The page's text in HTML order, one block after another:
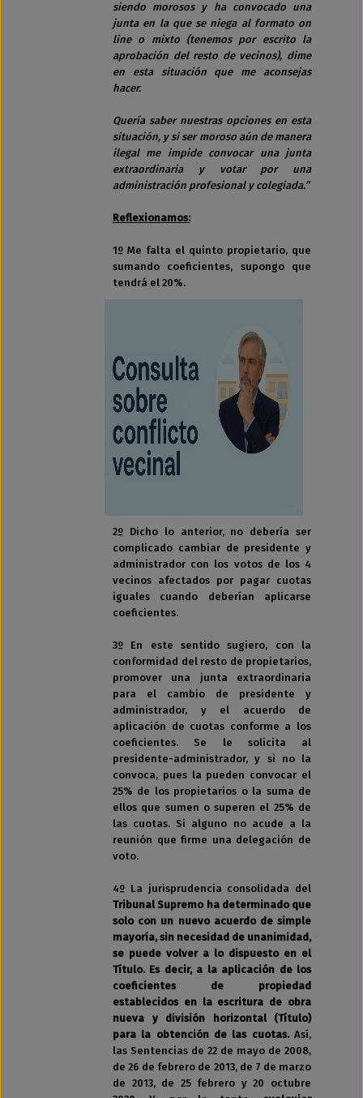
siendo morosos y ha convocado una
junta en la que se niega al formato on
line o mixto (tenemos por escrito la
aprobación del resto de vecinos), dime
en esta situación que me aconsejas
hacer.
Quería saber nuestras opciones en esta
situación, y si ser moroso aún de manera
ilegal me impide convocar una junta
extraordinaria y votar por una
administración profesional y colegiada.”
Reflexionamos:
1º Me falta el quinto propietario, que
sumando coeficientes, supongo que
tendrá el 20%.
2º Dicho lo anterior, no debería ser
complicado cambiar de presidente y
administrador con los votos de los 4
vecinos afectados por pagar cuotas
iguales cuando deberían aplicarse
coeficientes.
3º En este sentido sugiero, con la
conformidad del resto de propietarios,
promover una junta extraordinaria
para el cambio de presidente y
administrador, y el acuerdo de
aplicación de cuotas conforme a los
coeficientes. Se le solicita al
presidente-administrador, y si no la
convoca, pues la pueden convocar el
25% de los propietarios o la suma de
ellos que sumen o superen el 25% de
las cuotas. Si alguno no acude a la
reunión que firme una delegación de
voto.
4º La jurisprudencia consolidada del
Tribunal Supremo ha determinado que
solo con un nuevo acuerdo de simple
mayoría, sin necesidad de unanimidad,
se puede volver a lo dispuesto en el
Título. Es decir, a la aplicación de los
coeficientes de propiedad
establecidos en la escritura de obra
nueva y división horizontal (Título)
para la obtención de las cuotas. Así,
las Sentencias de 22 de mayo de 2008,
de 26 de febrero de 2013, de 7 de marzo
de 2013, de 25 febrero y 20 octubre